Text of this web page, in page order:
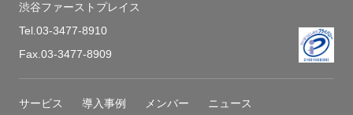
渋谷ファーストプレイス
Tel. 03-3477-8910
Fax.03-3477-8909
サービス 導入事例 メンバー ニュース